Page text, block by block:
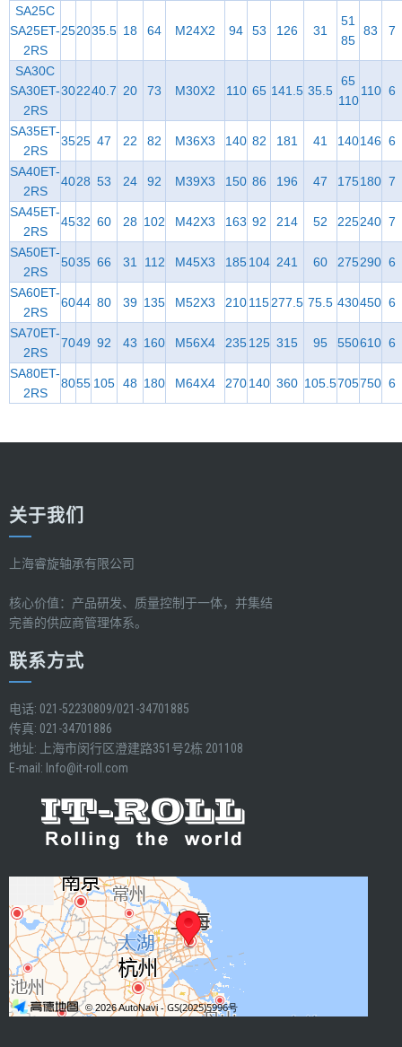
SA25C
SA25ET-
2RS
252035.5 18 64 M24X2 94 53 126 31
51
85
83 7
SA30C
SA30ET-
2RS
302240.7 20 73 M30X2 110 65 141.5 35.5
65
110
110 6
SA35ET-
2RS
3525 47 22 82 M36X3 140 82 181 41 140146 6
SA40ET-
2RS
4028 53 24 92 M39X3 150 86 196 47 175180 7
SA45ET-
2RS
4532 60 28 102 M42X3 163 92 214 52 225240 7
SA50ET-
2RS
5035 66 31 112 M45X3 185104 241 60 275290 6
SA60ET-
2RS
6044 80 39 135 M52X3 210115277.5 75.5 430450 6
SA70ET-
2RS
7049 92 43 160 M56X4 235125 315 95 550610 6
SA80ET-
2RS
8055 105 48 180 M64X4 270140 360 105.5705750 6
关于我们
上海睿旋轴承有限公司
核心价值：产品研发、质量控制于一体，并集结
完善的供应商管理体系。
联系方式
电话: 021-52230809/021-34701885
传真: 021-34701886
地址: 上海市闵行区澄建路351号2栋 201108
E-mail: Info@it-roll.com